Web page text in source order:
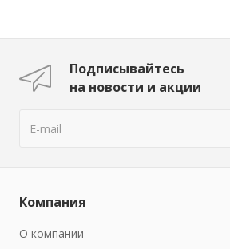
Подписывайтесь
на новости и акции
Компания
О компании